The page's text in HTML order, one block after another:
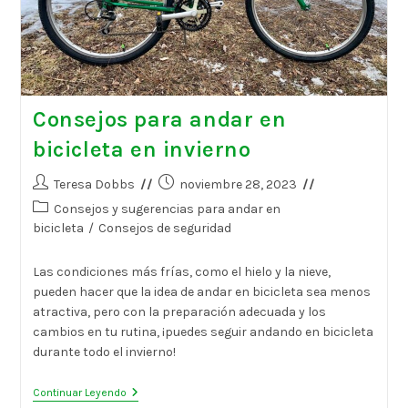
Consejos para andar en
bicicleta en invierno
Autor
de
la
Teresa Dobbs
Publicación
la
entrada:
noviembre 28, 2023
Categoría
de
entrada:
Consejos y sugerencias para andar en
bicicleta / Consejos de seguridad
Las condiciones más frías, como el hielo y la nieve,
pueden hacer que la idea de andar en bicicleta sea menos
atractiva, pero con la preparación adecuada y los
cambios en tu rutina, ¡puedes seguir andando en bicicleta
durante todo el invierno!
Continuar LeyendoConsejos